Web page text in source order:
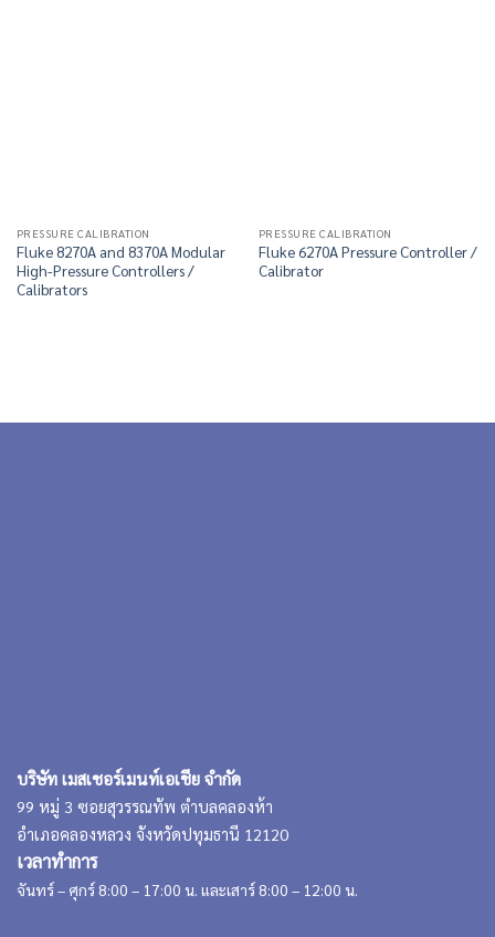
PRESSURE CALIBRATION
Fluke 8270A and 8370A Modular
High-Pressure Controllers /
Calibrators
PRESSURE CALIBRATION
Fluke 6270A Pressure Controller /
Calibrator
บริษัท เมสเชอร์เมนท์เอเชีย จำกัด
99 หมู่ 3 ซอยสุวรรณทัพ ตำบลคลองห้า
อำเภอคลองหลวง จังหวัดปทุมธานี 12120
เวลาทำการ
จันทร์ – ศุกร์ 8:00 – 17:00 น. และเสาร์ 8:00 – 12:00 น.